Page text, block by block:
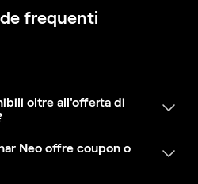
frequenti
oltre all'offerta di
Neo offre coupon o